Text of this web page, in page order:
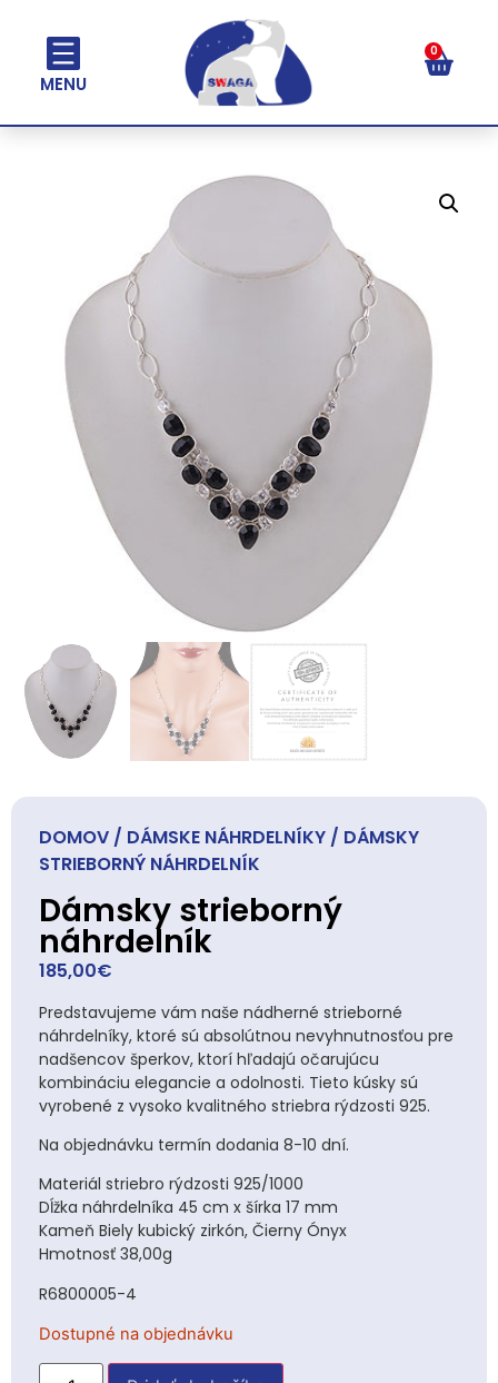
MENU
0
DOMOV / DÁMSKE NÁHRDELNÍKY / DÁMSKY
STRIEBORNÝ NÁHRDELNÍK
Dámsky strieborný
náhrdelník
185,00€
Predstavujeme vám naše nádherné strieborné
náhrdelníky, ktoré sú absolútnou nevyhnutnosťou pre
nadšencov šperkov, ktorí hľadajú očarujúcu
kombináciu elegancie a odolnosti. Tieto kúsky sú
vyrobené z vysoko kvalitného striebra rýdzosti 925.
Na objednávku termín dodania 8-10 dní.
Materiál striebro rýdzosti 925/1000
Dĺžka náhrdelníka 45 cm x šírka 17 mm
Kameň Biely kubický zirkón, Čierny Ónyx
Hmotnosť 38,00g
R6800005-4
Dostupné na objednávku